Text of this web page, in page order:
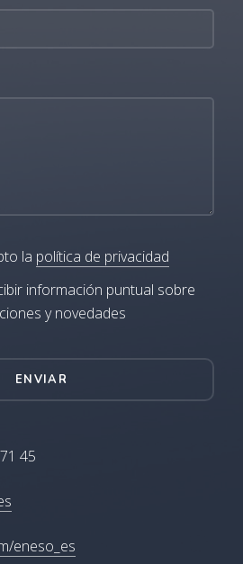
la política de privacidad
información puntual sobre
y novedades
ENVIAR
45
eneso_es